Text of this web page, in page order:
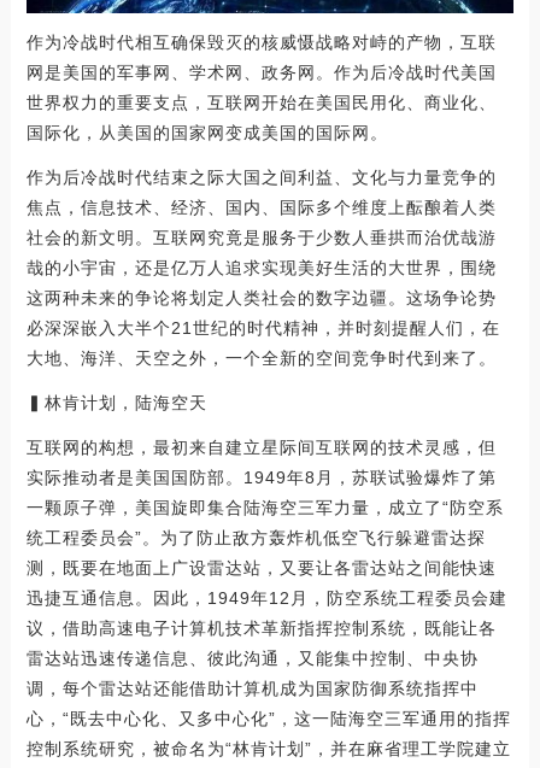
作为冷战时代相互确保毁灭的核威慑战略对峙的产物，互联
网是美国的军事网、学术网、政务网。作为后冷战时代美国
世界权力的重要支点，互联网开始在美国民用化、商业化、
国际化，从美国的国家网变成美国的国际网。
作为后冷战时代结束之际大国之间利益、文化与力量竞争的
焦点，信息技术、经济、国内、国际多个维度上酝酿着人类
社会的新文明。互联网究竟是服务于少数人垂拱而治优哉游
哉的小宇宙，还是亿万人追求实现美好生活的大世界，围绕
这两种未来的争论将划定人类社会的数字边疆。这场争论势
必深深嵌入大半个21世纪的时代精神，并时刻提醒人们，在
大地、海洋、天空之外，一个全新的空间竞争时代到来了。
▍林肯计划，陆海空天
互联网的构想，最初来自建立星际间互联网的技术灵感，但
实际推动者是美国国防部。1949年8月，苏联试验爆炸了第
一颗原子弹，美国旋即集合陆海空三军力量，成立了“防空系
统工程委员会”。为了防止敌方轰炸机低空飞行躲避雷达探
测，既要在地面上广设雷达站，又要让各雷达站之间能快速
迅捷互通信息。因此，1949年12月，防空系统工程委员会建
议，借助高速电子计算机技术革新指挥控制系统，既能让各
雷达站迅速传递信息、彼此沟通，又能集中控制、中央协
调，每个雷达站还能借助计算机成为国家防御系统指挥中
心，“既去中心化、又多中心化”，这一陆海空三军通用的指挥
控制系统研究，被命名为“林肯计划”，并在麻省理工学院建立